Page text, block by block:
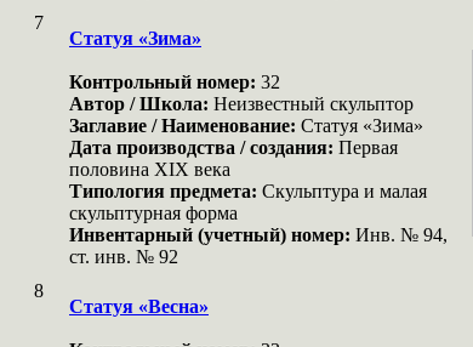
7
Статуя «Зима»
Контрольный номер: 32
Автор / Школа: Неизвестный скульптор
Заглавие / Наименование: Статуя «Зима»
Дата производства / создания: Первая
половина XIX века
Типология предмета: Скульптура и малая
скульптурная форма
Инвентарный (учетный) номер: Инв. № 94,
ст. инв. № 92
8
Статуя «Весна»